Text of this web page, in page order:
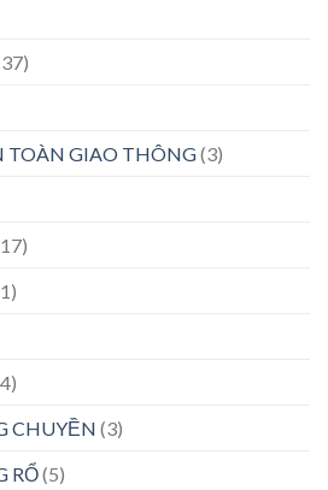
TOÀN GIAO THÔNG(3)
CHUYỀN (3)
RỔ(5)